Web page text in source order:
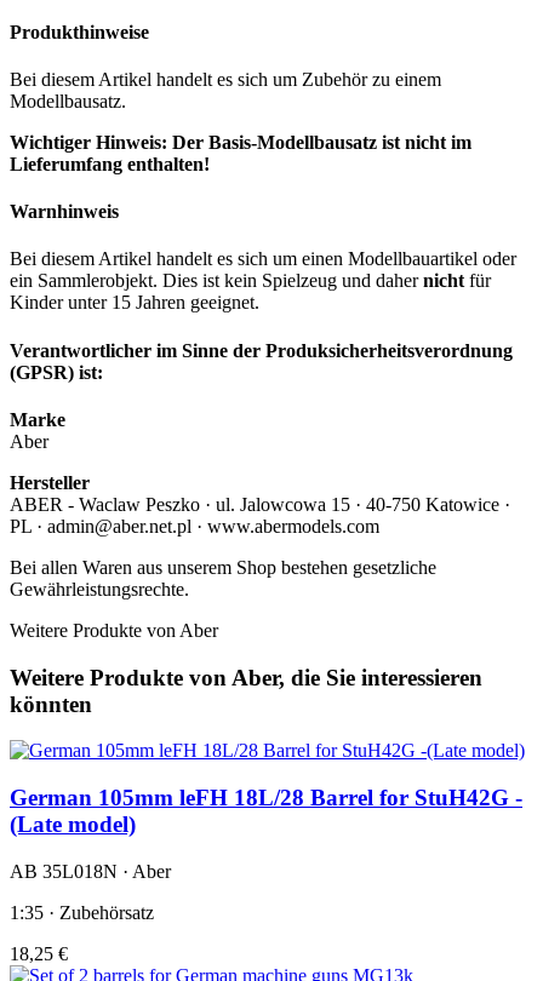
Produkthinweise
Bei diesem Artikel handelt es sich um Zubehör zu einem
Modellbausatz.
Wichtiger Hinweis: Der Basis-Modellbausatz ist nicht im
Lieferumfang enthalten!
Warnhinweis
Bei diesem Artikel handelt es sich um einen Modellbauartikel oder
ein Sammlerobjekt. Dies ist kein Spielzeug und dahernicht für
Kinder unter 15 Jahren geeignet.
Verantwortlicher im Sinne der Produksicherheitsverordnung
(GPSR) ist:
Marke
Aber
Hersteller
ABER - Waclaw Peszko · ul. Jalowcowa 15 · 40-750 Katowice ·
PL · admin@aber.net.pl · www.abermodels.com
Bei allen Waren aus unserem Shop bestehen gesetzliche
Gewährleistungsrechte.
Weitere Produkte von Aber
Weitere Produkte von Aber, die Sie interessieren
könnten
German 105mm leFH 18L/28 Barrel for StuH42G -
(Late model)
AB 35L018N · Aber
1:35 · Zubehörsatz
18,25 €